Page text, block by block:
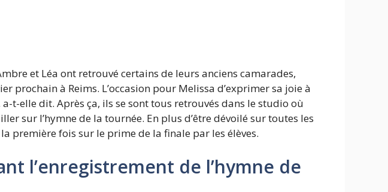
et Léa ont retrouvé certains de leurs anciens camarades,
à Reims. L’occasion pour Melissa d’exprimer sa joie à
a-t-elle dit. Après ça, ils se sont tous retrouvés dans le studio où
sur l’hymne de la tournée. En plus d’être dévoilé sur toutes les
première fois sur le prime de la finale par les élèves.
l’enregistrement de l’hymne de